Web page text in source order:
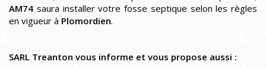
AM74 saura installer votre fosse septique selon les règles
en vigueur à Plomordien.
SARL Treanton vous informe et vous propose aussi :